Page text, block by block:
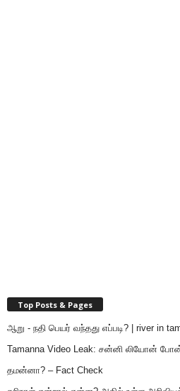
Top Posts & Pages
ஆறு - நதி பெயர் வந்தது எப்படி? | river in
Tamanna Video Leak: சன்னி லியோன்
தமன்னா? – Fact Check